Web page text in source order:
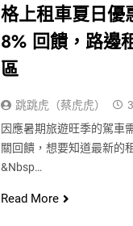
格上租車夏日優
8% 回饋，路邊
區
跳跳虎（蔡虎虎）
因應暑期旅遊旺季的駕車
關回饋，想要知道最新
&nbsp…
Read More